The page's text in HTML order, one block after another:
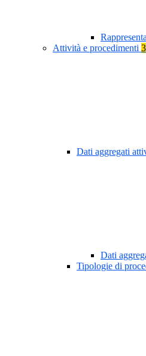
Attività e procedimenti 3
Dati aggregati
Dati
Tipologie di